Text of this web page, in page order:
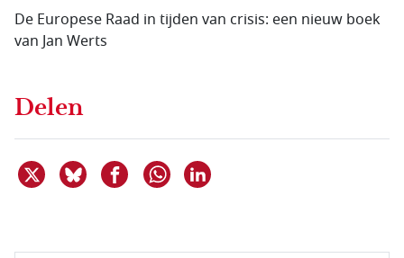
De Europese Raad in tijden van crisis: een nieuw boek
van Jan Werts
Delen
Deel dit item op X
Deel dit item op Bluesky
Deel dit item op Facebook
Delen via WhatsApp